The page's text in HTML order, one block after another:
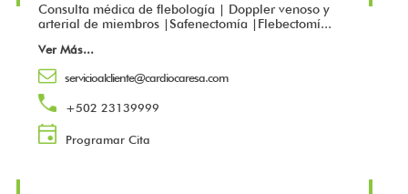
Consulta médica de flebología | Doppler venoso y
arterial de miembros |Safenectomía |Flebectomí...
Ver Más...
servicioalcliente@cardiocaresa.com
+502 23139999
Programar Cita